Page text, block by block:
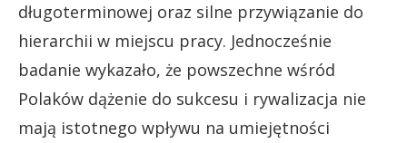
długoterminowej oraz silne przywiązanie do
hierarchii w miejscu pracy. Jednocześnie
badanie wykazało, że powszechne wśród
Polaków dążenie do sukcesu i rywalizacja nie
mają istotnego wpływu na umiejętności